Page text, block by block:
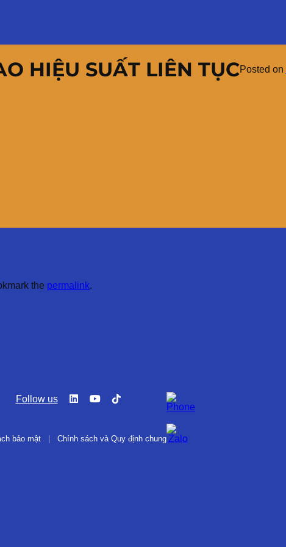
HIỆU SUẤT LIÊN TỤCPosted on
the permalink.
Follow us
bảo mật Chính sách và Quy định chung